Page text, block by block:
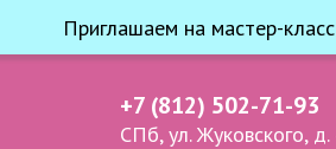
Приглашаем на мастер-
+7 (812) 502-71-93
СПб, ул. Жуковского, д.